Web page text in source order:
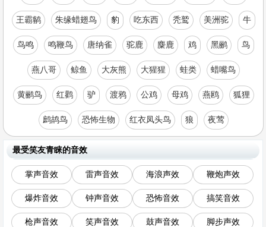
王霸鹟 朱缘蜡翅鸟 豹 吃东西 秃鹫 美洲驼 牛
鸟鸣 鸣鞭鸟 唐纳雀 驼鹿 麋鹿 鸡 黑鹂 鸟
燕八哥 鲸鱼 大灰熊 大猩猩 蛙类 蜡嘴鸟
黄鹂鸟 红鹳 驴 渡鸦 公鸡 母鸡 燕鸥 狐狸
鹧鸪鸟 恐怖生物 红衣凤头鸟 狼 夜莺
最受笑友青睐的音效
掌声音效 雷声音效 海浪声效 鞭炮声效
爆炸音效 钟声音效 恐怖音效 搞笑音效
枪声音效 笑声音效 鼓声音效 脚步声效